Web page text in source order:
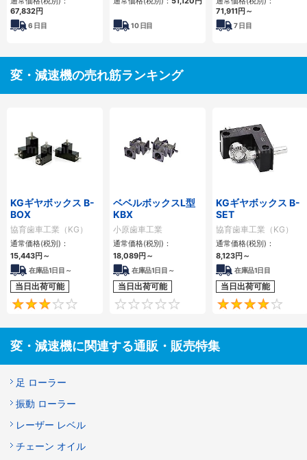
67,832円
6 日目 10日目
3000W相当
71,911円～
7日目
変・減速機の売れ筋ランキング
KGギヤボックス B-
BOX
協育歯車工業（KG）
通常価格(税別)：
15,443円～
在庫品1日目～
当日出荷可能
3
ベベルボックスL型
KBX
小原歯車工業
通常価格(税別)：
18,089円～
在庫品1日目～
当日出荷可能
0
KGギヤボックス B-
SET
協育歯車工業（KG）
通常価格(税別)：
8,123円～
在庫品1日目
当日出荷可能
変・減速機に関連する通販・販売特集
足 ローラー
振動 ローラー
レーザー レベル
チェーン オイル